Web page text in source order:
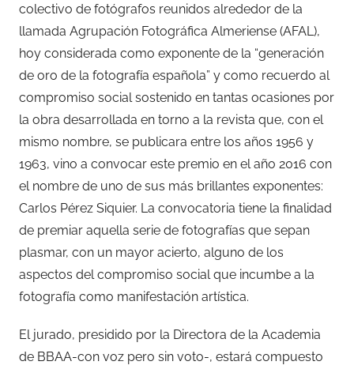
colectivo de fotógrafos reunidos alrededor de la
llamada Agrupación Fotográfica Almeriense (AFAL),
hoy considerada como exponente de la “generación
de oro de la fotografía española” y como recuerdo al
compromiso social sostenido en tantas ocasiones por
la obra desarrollada en torno a la revista que, con el
mismo nombre, se publicara entre los años 1956 y
1963, vino a convocar este premio en el año 2016 con
el nombre de uno de sus más brillantes exponentes:
Carlos Pérez Siquier. La convocatoria tiene la finalidad
de premiar aquella serie de fotografías que sepan
plasmar, con un mayor acierto, alguno de los
aspectos del compromiso social que incumbe a la
fotografía como manifestación artística.
El jurado, presidido por la Directora de la Academia
de BBAA-con voz pero sin voto-, estará compuesto